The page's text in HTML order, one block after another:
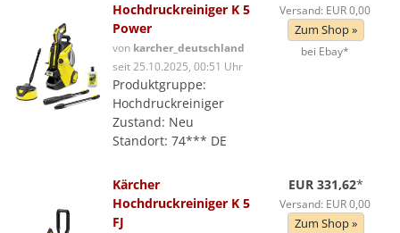
Hochdruckreiniger K 5
Power
von karcher_deutschland
seit 25.10.2025, 00:51 Uhr
Produktgruppe:
Hochdruckreiniger
Zustand: Neu
Standort: 74*** DE
Versand: EUR 0,00
Zum Shop »
bei Ebay*
Kärcher
Hochdruckreiniger K 5
FJ
EUR 331,62*
Versand: EUR 0,00
Zum Shop »